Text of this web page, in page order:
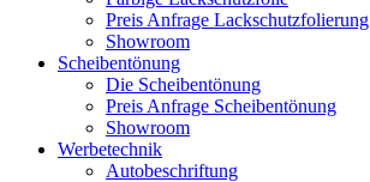
Preis Anfrage Lackschutzfolierung
Showroom
Scheibentönung
Die Scheibentönung
Preis Anfrage Scheibentönung
Showroom
Werbetechnik
Autobeschriftung